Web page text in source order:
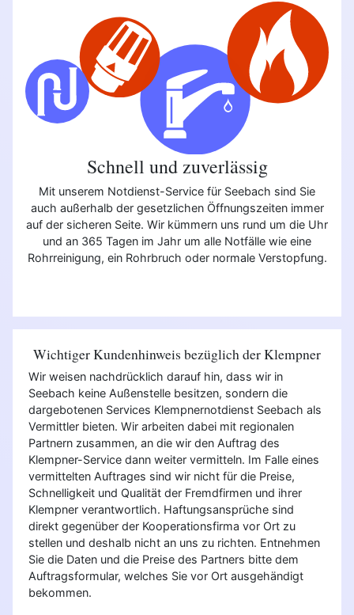
Schnell und zuverlässig
Mit unserem Notdienst-Service für Seebach sind Sie
auch außerhalb der gesetzlichen Öffnungszeiten immer
auf der sicheren Seite. Wir kümmern uns rund um die Uhr
und an 365 Tagen im Jahr um alle Notfälle wie eine
Rohrreinigung, ein Rohrbruch oder normale Verstopfung.
Wichtiger Kundenhinweis bezüglich der Klempner
Wir weisen nachdrücklich darauf hin, dass wir in
Seebach keine Außenstelle besitzen, sondern die
dargebotenen Services Klempnernotdienst Seebach als
Vermittler bieten. Wir arbeiten dabei mit regionalen
Partnern zusammen, an die wir den Auftrag des
Klempner-Service dann weiter vermitteln. Im Falle eines
vermittelten Auftrages sind wir nicht für die Preise,
Schnelligkeit und Qualität der Fremdfirmen und ihrer
Klempner verantwortlich. Haftungsansprüche sind
direkt gegenüber der Kooperationsfirma vor Ort zu
stellen und deshalb nicht an uns zu richten. Entnehmen
Sie die Daten und die Preise des Partners bitte dem
Auftragsformular, welches Sie vor Ort ausgehändigt
bekommen.